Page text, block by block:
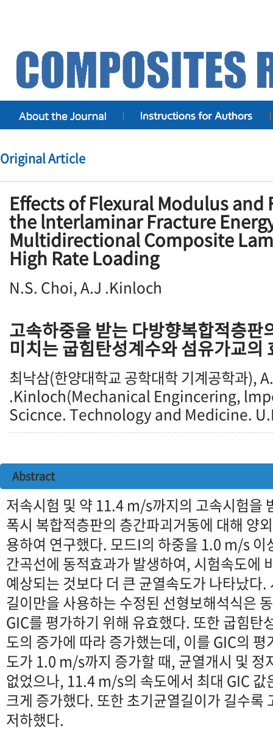
Original Article
Effects of Flexural Modulus
the lnterlaminar Fracture
Multidirectional Composite
High Rate Loading
N.S. Choi, A.J .Kinloch
고속하중을 받는 다방향복합적층판
미치는 굽힘탄성계수와 섬유가교의
최낙삼(한양대학교 공학대학 기계공학과),
.Kinloch(Mechanical Engincering,
Scicnce. Technology and Medicine.
Abstract
저속시험 및 약 11.4 m/s까지의 고속시험을
폭시 복합적층판의 층간파괴거동에 대해 양
용하여 연구했다. 모드I의 하중을 1.0 m/s 이
간곡선에 동적효과가 발생하여, 시험속도에
예상되는 것보다 더 큰 균열속도가 나타났다
길이만을 사용하는 수정된 선형보해석식은
GIC를 평가하기 위해 유효했다. 또한 굽힘탄
도의 증가에 따라 증가했는데, 이를 GIC의
도가 1.0 m/s까지 증가할 때, 균열개시 및 정
없었으나, 11.4 m/s의 속도에서 최대 GIC 값
크게 증가했다. 또한 초기균열길이가 길수록
저하했다.